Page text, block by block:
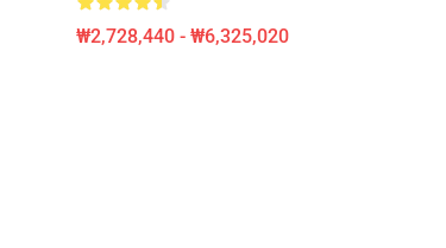
₩2,728,440 - ₩6,325,020